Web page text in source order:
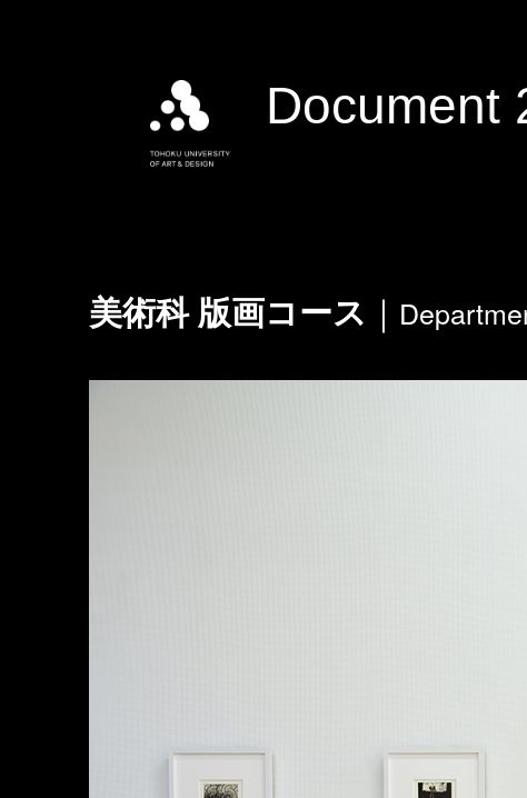
Document
美術科 版画コース